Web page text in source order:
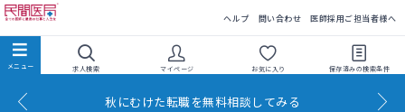
ヘルプ 問い合わせ 医師採用ご担当者様へ
求人検索 マイページ お気に入り 保存済みの検索条件
秋にむけた転職を無料相談してみる